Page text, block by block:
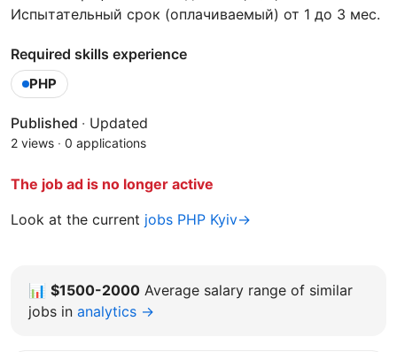
Испытательный срок (оплачиваемый) от 1 до 3 мес.
Required skills experience
PHP
Published · Updated
2 views · 0 applications
The job ad is no longer active
Look at the current jobs PHP Kyiv→
📊 $1500-2000 Average salary range of similar
jobs in analytics →